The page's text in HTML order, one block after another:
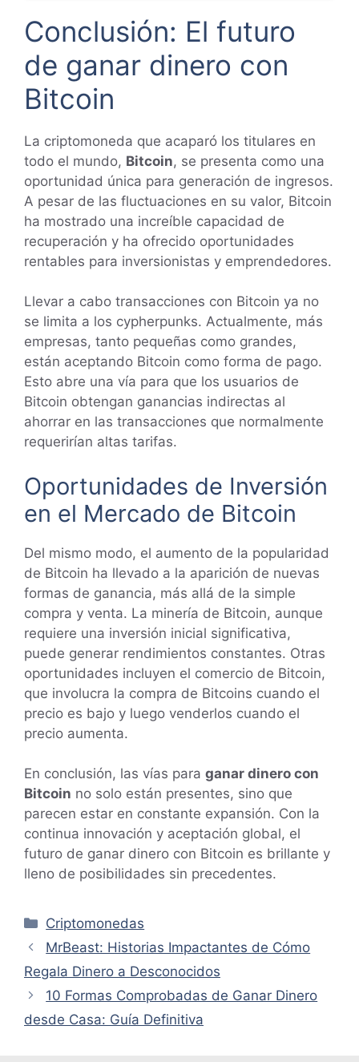
Conclusión: El futuro
de ganar dinero con
Bitcoin
La criptomoneda que acaparó los titulares en
todo el mundo, Bitcoin, se presenta como una
oportunidad única para generación de ingresos.
A pesar de las fluctuaciones en su valor, Bitcoin
ha mostrado una increíble capacidad de
recuperación y ha ofrecido oportunidades
rentables para inversionistas y emprendedores.
Llevar a cabo transacciones con Bitcoin ya no
se limita a los cypherpunks. Actualmente, más
empresas, tanto pequeñas como grandes,
están aceptando Bitcoin como forma de pago.
Esto abre una vía para que los usuarios de
Bitcoin obtengan ganancias indirectas al
ahorrar en las transacciones que normalmente
requerirían altas tarifas.
Oportunidades de Inversión
en el Mercado de Bitcoin
Del mismo modo, el aumento de la popularidad
de Bitcoin ha llevado a la aparición de nuevas
formas de ganancia, más allá de la simple
compra y venta. La minería de Bitcoin, aunque
requiere una inversión inicial significativa,
puede generar rendimientos constantes. Otras
oportunidades incluyen el comercio de Bitcoin,
que involucra la compra de Bitcoins cuando el
precio es bajo y luego venderlos cuando el
precio aumenta.
En conclusión, las vías para ganar dinero con
Bitcoin no solo están presentes, sino que
parecen estar en constante expansión. Con la
continua innovación y aceptación global, el
futuro de ganar dinero con Bitcoin es brillante y
lleno de posibilidades sin precedentes.
Categorías
Criptomonedas
MrBeast: Historias Impactantes de Cómo
Regala Dinero a Desconocidos
10 Formas Comprobadas de Ganar Dinero
desde Casa: Guía Definitiva